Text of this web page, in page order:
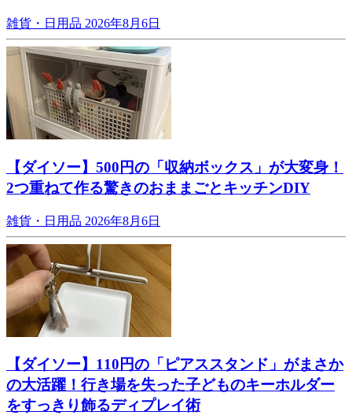
雑貨・日用品 2026年8月6日
【ダイソー】500円の「収納ボックス」が大変身！
2つ重ねて作る驚きのおままごとキッチンDIY
雑貨・日用品 2026年8月6日
【ダイソー】110円の「ピアススタンド」がまさか
の大活躍！行き場を失った子どものキーホルダー
をすっきり飾るディプレイ術